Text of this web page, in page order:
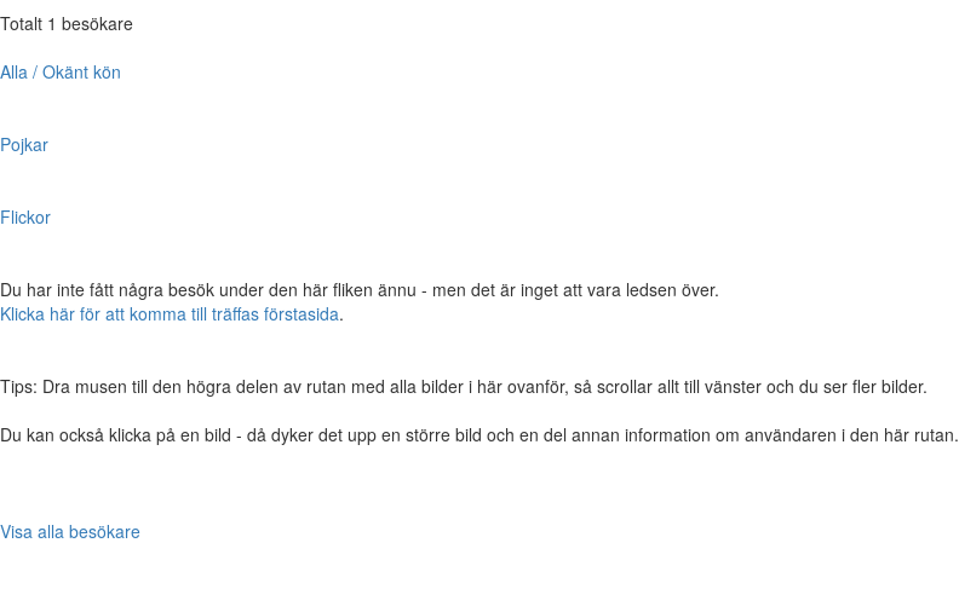
Totalt 1 besökare
Alla / Okänt kön
Pojkar
Flickor
Du har inte fått några besök under den här fliken ännu - men det är inget att vara ledsen över.
Klicka här för att komma till träffas förstasida.
Tips: Dra musen till den högra delen av rutan med alla bilder i här ovanför, så scrollar allt till vänster och du ser fler bilder.
Du kan också klicka på en bild - då dyker det upp en större bild och en del annan information om användaren i den här rutan.
Visa alla besökare